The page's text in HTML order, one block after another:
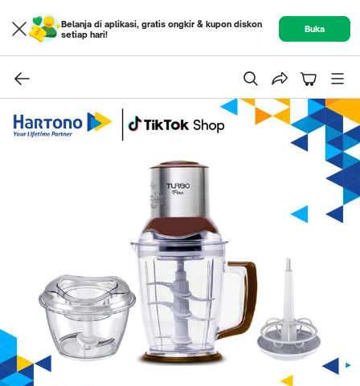
Belanja di aplikasi, gratis ongkir & kupon diskon
setiap hari!
Buka